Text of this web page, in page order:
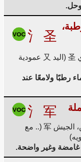
氵 圣
اليسار: الماء 氵، اليمين: عمودي 圣 (اليد 又 عمودية
رطبًا ولامعًا عند
氵 军
اليسار: الماء 氵، اليمين: الجيش، الجيش 军 (.. مع
غامضة وغير واضحة.